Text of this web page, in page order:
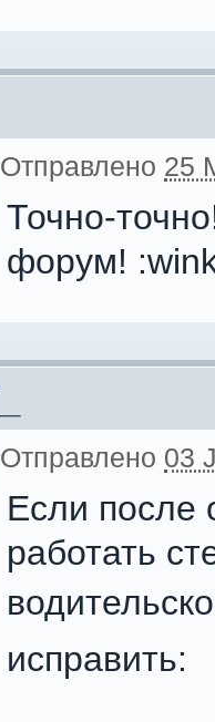
Отправлено 25
Точно-
форум!
Отправлено 03
Если после
работать
исправить: